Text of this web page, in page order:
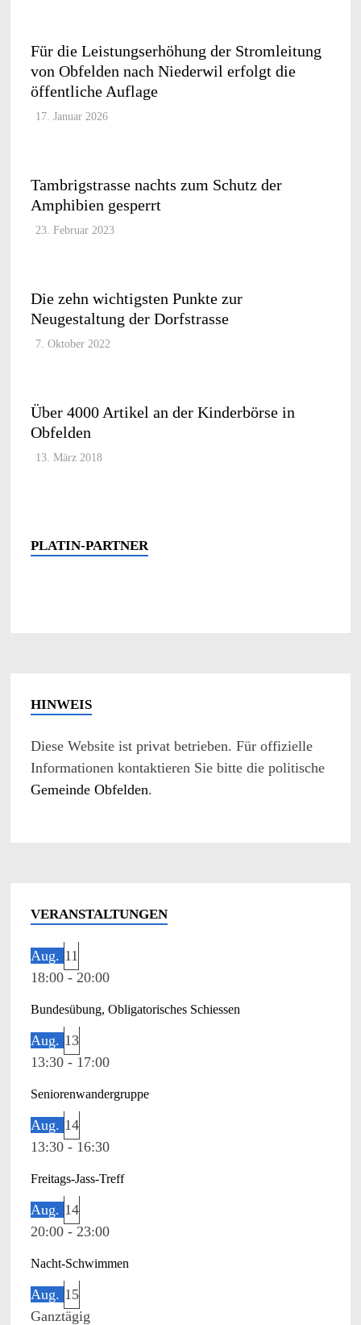
Für die Leistungserhöhung der Stromleitung
von Obfelden nach Niederwil erfolgt die
öffentliche Auflage
17. Januar 2026
Tambrigstrasse nachts zum Schutz der
Amphibien gesperrt
23. Februar 2023
Die zehn wichtigsten Punkte zur
Neugestaltung der Dorfstrasse
7. Oktober 2022
Über 4000 Artikel an der Kinderbörse in
Obfelden
13. März 2018
PLATIN-PARTNER
HINWEIS
Diese Website ist privat betrieben. Für offizielle
Informationen kontaktieren Sie bitte die politische
Gemeinde Obfelden.
VERANSTALTUNGEN
Aug. 11
18:00- 20:00
Bundesübung, Obligatorisches Schiessen
Aug. 13
13:30- 17:00
Seniorenwandergruppe
Aug. 14
13:30- 16:30
Freitags-Jass-Treff
Aug. 14
20:00- 23:00
Nacht-Schwimmen
Aug. 15
Ganztägig